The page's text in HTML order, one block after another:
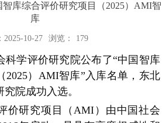
库综合评价研究项目（2025）AMI智
库
2025-10-27 浏览： 179
科学评价研究院公布了“中国智库
2025）AMI智库”入库名单，东北
院成功入选。
价研究项目（AMI）由中国社会